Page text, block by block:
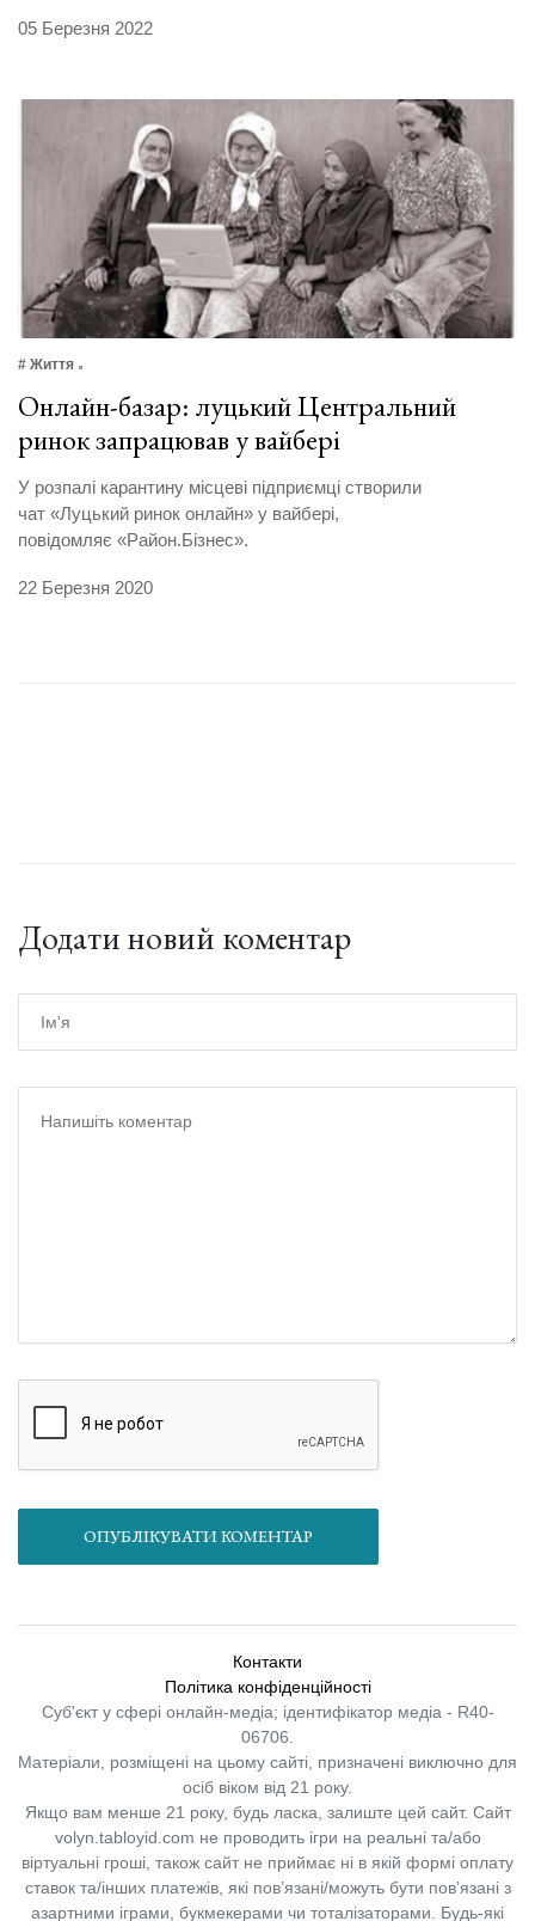
05 Березня 2022
# Життя
Онлайн-базар: луцький Центральний
ринок запрацював у вайбері
У розпалі карантину місцеві підприємці створили
чат «Луцький ринок онлайн» у вайбері,
повідомляє «Район.Бізнес».
22 Березня 2020
Додати новий коментар
ОПУБЛІКУВАТИ КОМЕНТАР
Контакти
Політика конфіденційності
Суб'єкт у сфері онлайн-медіа; ідентифікатор медіа - R40-
06706.
Матеріали, розміщені на цьому сайті, призначені виключно для
осіб віком від 21 року.
Якщо вам менше 21 року, будь ласка, залиште цей сайт. Сайт
volyn.tabloyid.com не проводить ігри на реальні та/або
віртуальні гроші, також сайт не приймає ні в якій формі оплату
ставок та/інших платежів, які пов’язані/можуть бути пов’язані з
азартними іграми, букмекерами чи тоталізаторами. Будь-які